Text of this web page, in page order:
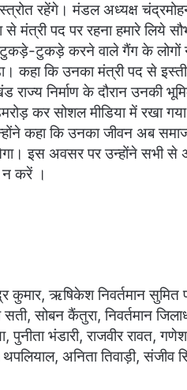
रहेंगे। मंडल अध्यक्ष
पद पर रहना हमारे लिये
टुकड़े करने वाले गैंग के लोगों ने
कहा कि उनका मंत्री पद से
राज्य निर्माण के दौरान उनकी
कर सोशल मीडिया में रखा
कहा कि उनका जीवन अब
इस अवसर पर उन्होंने सभी
न करें ।
ऋषिकेश निवर्तमान सुमित
सोबन कैंतुरा, निवर्तमान
भंडारी, राजवीर रावत,
अनिता तिवाड़ी, संजीव